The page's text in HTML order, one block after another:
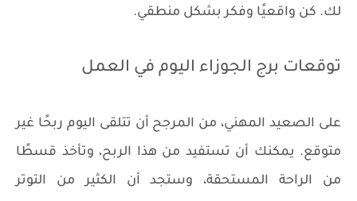
لك. كن واقعيًا وفكر بشكل منطقي.
توقعات برج الجوزاء اليوم في العمل
على الصعيد المهني، من المرجح أن تتلقى اليوم ربحًا غير
متوقع. يمكنك أن تستفيد من هذا الربح، وتأخذ قسطًا
من الراحة المستحقة، وستجد أن الكثير من التوتر